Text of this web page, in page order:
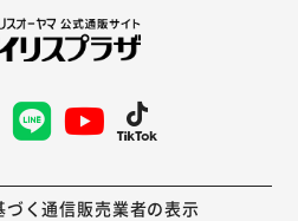
く通信販売業者の表示